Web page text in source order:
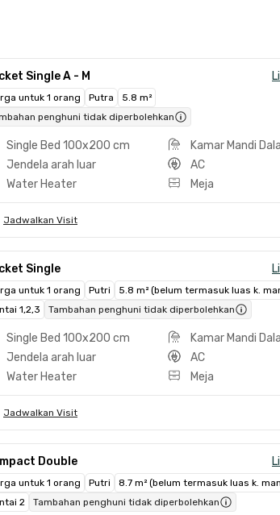
Single A - M
untuk 1 orang Putra
5.8 m²
penghuni tidak diperbolehkan
Single Bed 100x200 cm
Kamar Mandi
Jendela arah luar
AC
Water Heater
Meja
Jadwalkan Visit
Single
untuk 1 orang Putri
5.8 m² (belum termasuk luas k.
1,2,3
Tambahan penghuni tidak diperbolehkan
Single Bed 100x200 cm
Kamar Mandi
Jendela arah luar
AC
Water Heater
Meja
Jadwalkan Visit
Double
untuk 1 orang Putri
8.7 m² (belum termasuk luas k.
2
Tambahan penghuni tidak diperbolehkan